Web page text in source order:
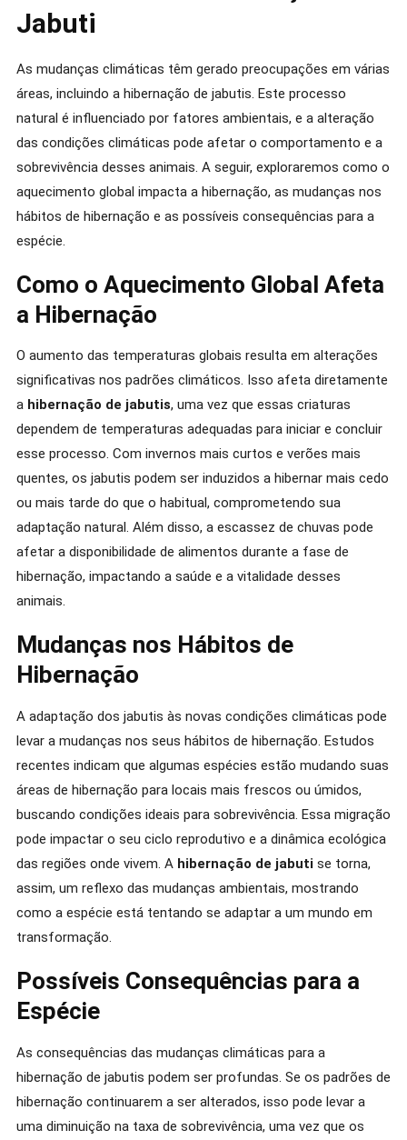
Jabuti
As mudanças climáticas têm gerado preocupações em várias
áreas, incluindo a hibernação de jabutis. Este processo
natural é influenciado por fatores ambientais, e a alteração
das condições climáticas pode afetar o comportamento e a
sobrevivência desses animais. A seguir, exploraremos como o
aquecimento global impacta a hibernação, as mudanças nos
hábitos de hibernação e as possíveis consequências para a
espécie.
Como o Aquecimento Global Afeta
a Hibernação
O aumento das temperaturas globais resulta em alterações
significativas nos padrões climáticos. Isso afeta diretamente
a hibernação de jabutis, uma vez que essas criaturas
dependem de temperaturas adequadas para iniciar e concluir
esse processo. Com invernos mais curtos e verões mais
quentes, os jabutis podem ser induzidos a hibernar mais cedo
ou mais tarde do que o habitual, comprometendo sua
adaptação natural. Além disso, a escassez de chuvas pode
afetar a disponibilidade de alimentos durante a fase de
hibernação, impactando a saúde e a vitalidade desses
animais.
Mudanças nos Hábitos de
Hibernação
A adaptação dos jabutis às novas condições climáticas pode
levar a mudanças nos seus hábitos de hibernação. Estudos
recentes indicam que algumas espécies estão mudando suas
áreas de hibernação para locais mais frescos ou úmidos,
buscando condições ideais para sobrevivência. Essa migração
pode impactar o seu ciclo reprodutivo e a dinâmica ecológica
das regiões onde vivem. A hibernação de jabutise torna,
assim, um reflexo das mudanças ambientais, mostrando
como a espécie está tentando se adaptar a um mundo em
transformação.
Possíveis Consequências para a
Espécie
As consequências das mudanças climáticas para a
hibernação de jabutis podem ser profundas. Se os padrões de
hibernação continuarem a ser alterados, isso pode levar a
uma diminuição na taxa de sobrevivência, uma vez que os